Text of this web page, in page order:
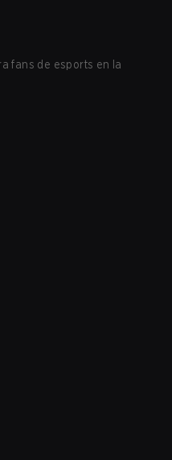
fans de esports en la